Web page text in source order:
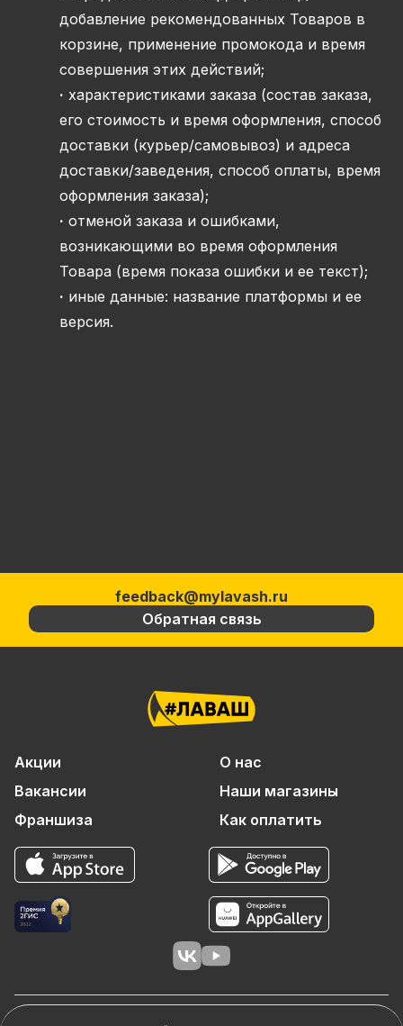
добавление рекомендованных Товаров в
корзине, применение промокода и время
совершения этих действий;
· характеристиками заказа (состав заказа,
его стоимость и время оформления, способ
доставки (курьер/самовывоз) и адреса
доставки/заведения, способ оплаты, время
оформления заказа);
· отменой заказа и ошибками,
возникающими во время оформления
Товара (время показа ошибки и ее текст);
· иные данные: название платформы и ее
версия.
feedback@mylavash.ru
Обратная связь
Акции
О нас
Вакансии
Наши магазины
Франшиза
Как оплатить